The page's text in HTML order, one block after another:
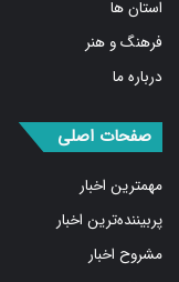
فرهنگ و هنر
درباره ما
مهمترین اخبار
پربیننده‌ترین اخبار
مشروح اخبار
یادداشت